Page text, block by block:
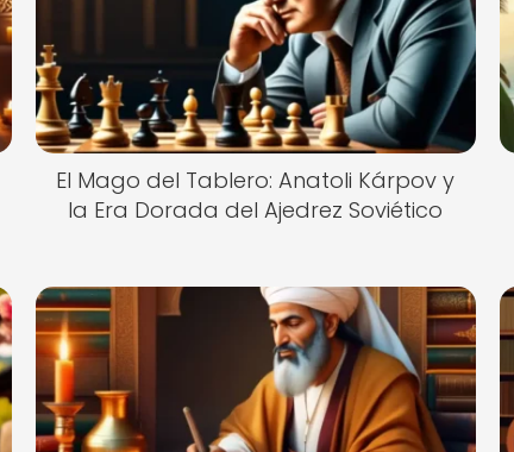
El Mago del Tablero: Anatoli Kárpov y
la Era Dorada del Ajedrez Soviético